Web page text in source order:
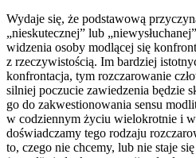
Wydaje się, że podstawową
„nieskutecznej” lub
widzenia osoby modlącej się
z rzeczywistością. Im bardziej
konfrontacja, tym rozczarowanie
silniej poczucie zawiedzenia będzie
go do zakwestionowania sensu
w codziennym życiu wielokrotnie i
doświadczamy tego rodzaju
to, czego nie chcemy, lub nie staje